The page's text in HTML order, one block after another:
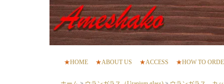
★HOME ★ABOUT US ★ACCESS ★HOW TO